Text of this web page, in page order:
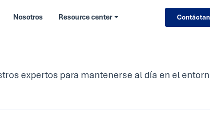
Nosotros Resource center
expertos para mantenerse al día en el